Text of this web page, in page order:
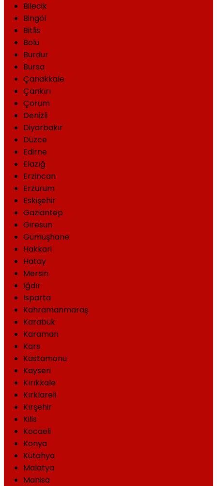
Bilecik
Bingöl
Bitlis
Bolu
Burdur
Bursa
Çanakkale
Çankırı
Çorum
Denizli
Diyarbakır
Düzce
Edirne
Elazığ
Erzincan
Erzurum
Eskişehir
Gaziantep
Giresun
Gümüşhane
Hakkari
Hatay
Mersin
Iğdır
Isparta
Kahramanmaraş
Karabük
Karaman
Kars
Kastamonu
Kayseri
Kırıkkale
Kırklareli
Kırşehir
Kilis
Kocaeli
Konya
Kütahya
Malatya
Manisa